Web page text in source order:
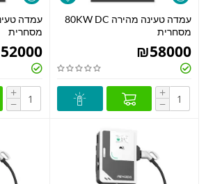
עמדה טעינה מהירה 80KW DC
מסחרית
₪58000
+
−
מסחרית
52000
+
−